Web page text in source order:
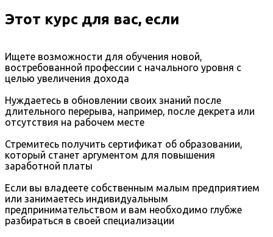
Этот курс для вас, если
Ищете возможности для обучения новой,
востребованной профессии с начального уровня с
целью увеличения дохода
Нуждаетесь в обновлении своих знаний после
длительного перерыва, например, после декрета или
отсутствия на рабочем месте
Стремитесь получить сертификат об образовании,
который станет аргументом для повышения
заработной платы
Если вы владеете собственным малым предприятием
или занимаетесь индивидуальным
предпринимательством и вам необходимо глубже
разбираться в своей специализации